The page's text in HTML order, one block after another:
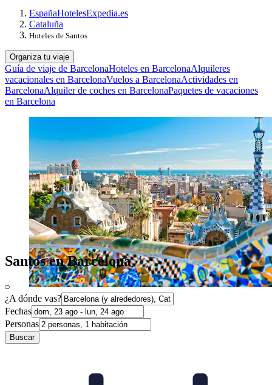
EspañaHotelesExpedia.es
Cataluña
Hoteles de Santos
Organiza tu viaje
Guía de viaje de BarcelonaHoteles en BarcelonaAlquileres
vacacionales en BarcelonaVuelos a BarcelonaActividades en
BarcelonaAlquiler de coches en BarcelonaPaquetes de vacaciones
en Barcelona
Santos en Barcelona
¿A dónde vas?
Fechas
Personas
Buscar